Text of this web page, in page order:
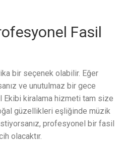
Fasil
bir seçenek olabilir. Eğer
ve unutulmaz bir gece
Ekibi kiralama hizmeti tam size
güzellikleri eşliğinde müzik
profesyonel bir fasil
olacaktır.